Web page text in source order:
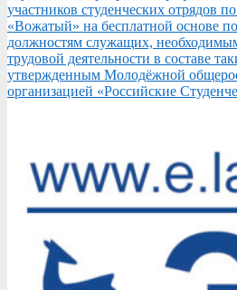
участников студенческих отрядов
«Вожатый» на бесплатной основе
должностям служащих,
трудовой деятельности в составе
утвержденным Молодёжной
организацией «Российские